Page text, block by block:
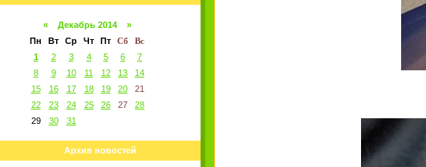
« Декабрь 2014
»
Пн
Вт Ср Чт Пт Сб
Вс
1
2 3 4 5 6
7
8
9 10 11 12 13
14
15
16 17 18 19 20
21
22
23 24 25 26 27
28
29
30 31
Архив новостей